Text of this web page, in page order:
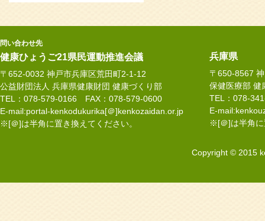
問い合わせ先
健康ひょうご21県民運動推進会議
〒652-0032 神戸市兵庫区荒田町2-1-12
公益財団法人 兵庫県健康財団 健康づくり部
TEL：078-579-0166 FAX：078-579-0600
E-mail:portal-kenkodukurika[＠]kenkozaidan.or.jp
※[＠]は半角に置き換えてください。
兵庫県
〒650-8567
保健医療部 健
TEL：078-
E-
※[＠]は半角に
Copyright © 2015